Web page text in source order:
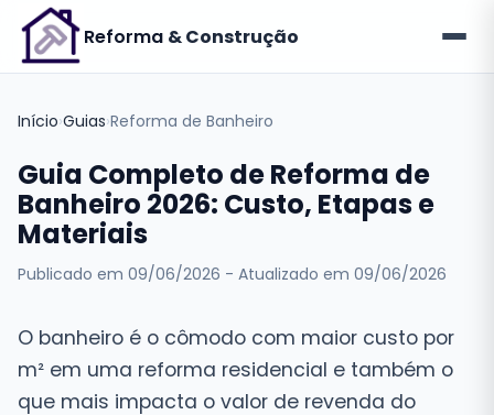
Reforma & Construção
Início›Guias›Reforma de Banheiro
Guia Completo de Reforma de
Banheiro 2026: Custo, Etapas e
Materiais
Publicado em 09/06/2026 - Atualizado em 09/06/2026
O banheiro é o cômodo com maior custo por
m² em uma reforma residencial e também o
que mais impacta o valor de revenda do